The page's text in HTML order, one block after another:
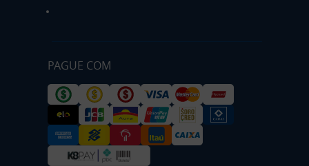
PAGUE COM